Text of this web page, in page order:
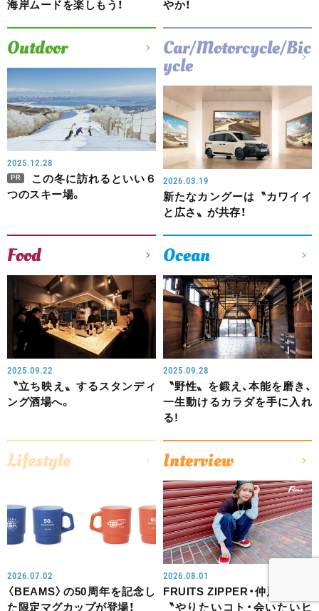
海岸ムードを楽しもう！
やか！
Outdoor
2025.12.28
PR
この冬に訪れるといい６
つのスキー場。
Car/Motorcycle/Bic
ycle
2026.03.19
新たなカングーは〝カワイイ
と広さ〟が共存！
Food
2025.09.22
〝立ち映え〟するスタンディ
ング酒場へ。
Ocean
2025.09.28
〝野性〟を鍛え、本能を磨き、
一生動けるカラダを手に入れ
る!
Lifestyle
2026.07.02
〈BEAMS〉の50周年を記念し
た限定マグカップが登場！
Interview
2026.08.01
FRUITS ZIPPER・仲川瑠夏の
〝やりたいコト・会いたいヒ